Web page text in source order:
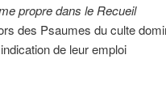
dans le Recueil
des Psaumes du culte
de leur emploi